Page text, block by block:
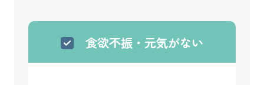
食欲不振・元気がない